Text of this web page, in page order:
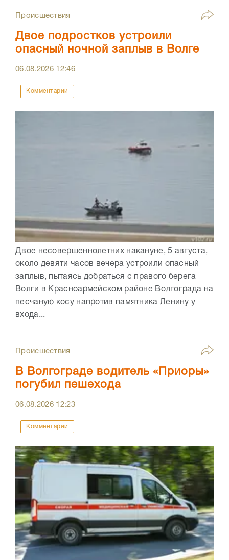
Происшествия
Двое подростков устроили
опасный ночной заплыв в Волге
06.08.2026 12:46
Комментарии
Двое несовершеннолетних накануне, 5 августа,
около девяти часов вечера устроили опасный
заплыв, пытаясь добраться с правого берега
Волги в Красноармейском районе Волгограда на
песчаную косу напротив памятника Ленину у
входа...
Происшествия
В Волгограде водитель «Приоры»
погубил пешехода
06.08.2026 12:23
Комментарии